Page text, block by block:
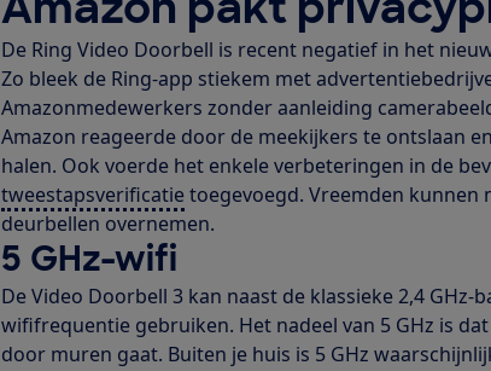
De Ring Video Doorbell is recent negatief in het
Zo bleek de Ring-app stiekem met
Amazonmedewerkers zonder aanleiding
Amazon reageerde door de meekijkers te ontslaan
halen. Ook voerde het enkele verbeteringen in de
tweestapsverificatietoegevoegd. Vreemden kunnen
deurbellen overnemen.
5 GHz-wifi
De Video Doorbell 3 kan naast de klassieke 2,4 GHz-
wififrequentie gebruiken. Het nadeel van 5 GHz is
door muren gaat. Buiten je huis is 5 GHz